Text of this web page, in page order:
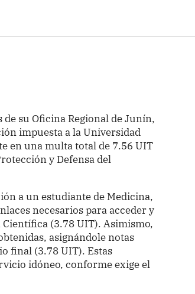
de su Oficina Regional de Junín,
impuesta a la Universidad
en una multa total de 7.56 UIT
y Defensa del
a un estudiante de Medicina,
necesarios para acceder y
(3.78 UIT). Asimismo,
asignándole notas
final (3.78 UIT). Estas
idóneo, conforme exige el